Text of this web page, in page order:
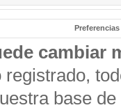
cambiar
base